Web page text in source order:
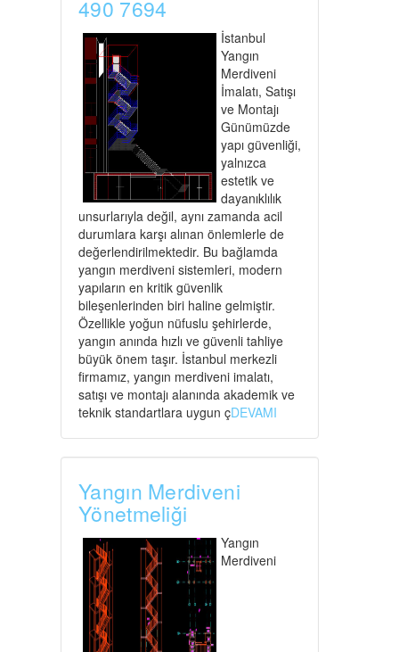
490 7694
İstanbul
Yangın
Merdiveni
İmalatı, Satışı
ve Montajı
Günümüzde
yapı güvenliği,
yalnızca
estetik ve
dayanıklılık
unsurlarıyla değil, aynı zamanda acil
durumlara karşı alınan önlemlerle de
değerlendirilmektedir. Bu bağlamda
yangın merdiveni sistemleri, modern
yapıların en kritik güvenlik
bileşenlerinden biri haline gelmiştir.
Özellikle yoğun nüfuslu şehirlerde,
yangın anında hızlı ve güvenli tahliye
büyük önem taşır. İstanbul merkezli
firmamız, yangın merdiveni imalatı,
satışı ve montajı alanında akademik ve
teknik standartlara uygun çDEVAMI
Yangın Merdiveni
Yönetmeliği
Yangın
Merdiveni